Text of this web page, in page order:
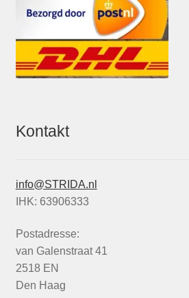
Kontakt
info@STRIDA.nl
IHK: 63906333
Postadresse:
van Galenstraat 41
2518 EN
Den Haag